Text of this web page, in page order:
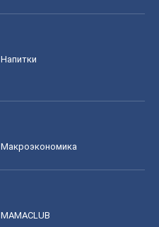
Напитки
Mакроэкономика
MAMACLUB